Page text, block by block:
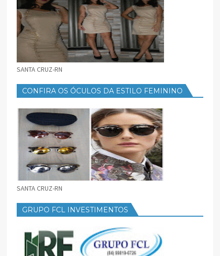
SANTA CRUZ-RN
CONFIRA OS ÓCULOS DA ESTILO FEMININO
SANTA CRUZ-RN
GRUPO FCL INVESTIMENTOS